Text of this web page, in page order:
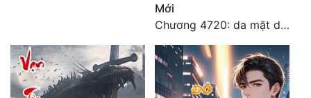
Mới
Chương 4720: da mặt dày